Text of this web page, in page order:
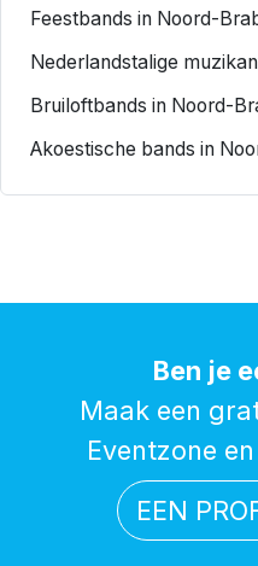
Feestbands in Noord-
Nederlandstalige
Bruiloftbands in Noord-
Akoestische bands in
Ben je
Maak een
Eventzone
EEN